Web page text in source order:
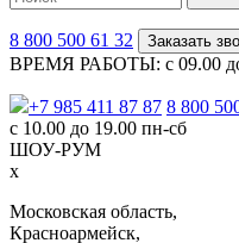
8 800 500 61 32 Заказать
ВРЕМЯ РАБОТЫ: с 09.00
+7 985 411 87 87 8 800
с 10.00 до 19.00 пн-сб
ШОУ-РУМ
x
Московская область,
Красноармейск,